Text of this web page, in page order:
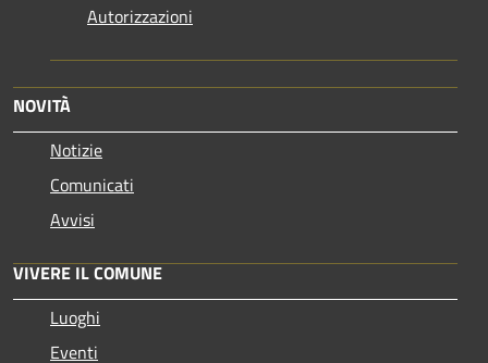
Autorizzazioni
NOVITÀ
Notizie
Comunicati
Avvisi
VIVERE IL COMUNE
Luoghi
Eventi